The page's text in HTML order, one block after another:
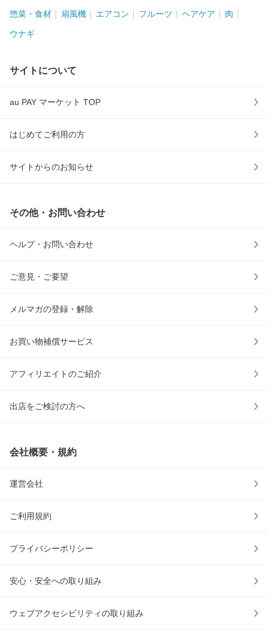
惣菜・食材 扇風機 エアコン フルーツ ヘアケア 肉
ウナギ
サイトについて
au PAY マーケット TOP
はじめてご利用の方
サイトからのお知らせ
その他・お問い合わせ
ヘルプ・お問い合わせ
ご意見・ご要望
メルマガの登録・解除
お買い物補償サービス
アフィリエイトのご紹介
出店をご検討の方へ
会社概要・規約
運営会社
ご利用規約
プライバシーポリシー
安心・安全への取り組み
ウェブアクセシビリティの取り組み